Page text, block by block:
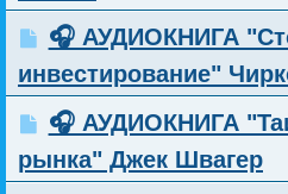
🎧 АУДИОКНИГА
инвестирование"
🎧 АУДИОКНИГА
рынка" Джек Швагер